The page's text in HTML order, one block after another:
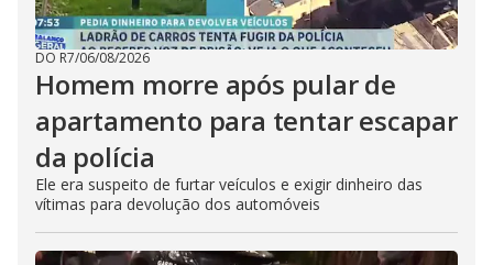
DO R7/06/08/2026
Homem morre após pular de
apartamento para tentar escapar
da polícia
Ele era suspeito de furtar veículos e exigir dinheiro das
vítimas para devolução dos automóveis